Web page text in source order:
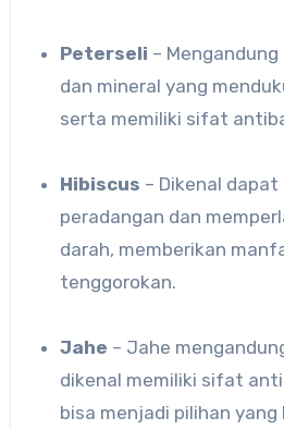
Peterseli –
dan mineral yang
serta memiliki sifat
Hibiscus – Dikenal
peradangan dan
darah, memberikan
tenggorokan.
Jahe – Jahe
dikenal memiliki sifat
bisa menjadi pilihan